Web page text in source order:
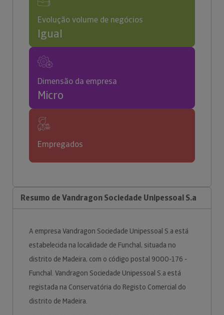
Evolução volume de negócios
Igual
Dimensão da empresa
Micro
Empregados
Resumo de Vandragon Sociedade Unipessoal S.a
A empresa Vandragon Sociedade Unipessoal S.a está
estabelecida na localidade de Funchal, situada no
distrito de Madeira, com o código postal 9000-176 -
Funchal. Vandragon Sociedade Unipessoal S.a está
registada na Conservatória do Registo Comercial do
distrito de Madeira.